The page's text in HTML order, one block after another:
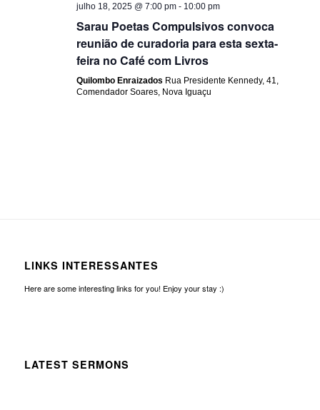
julho 18, 2025 @ 7:00 pm - 10:00 pm
Sarau Poetas Compulsivos convoca
reunião de curadoria para esta sexta-
feira no Café com Livros
Quilombo Enraizados Rua Presidente Kennedy, 41,
Comendador Soares, Nova Iguaçu
LINKS INTERESSANTES
Here are some interesting links for you! Enjoy your stay :)
LATEST SERMONS